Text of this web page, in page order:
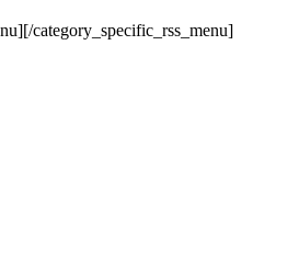
category_specific_rss_menu]